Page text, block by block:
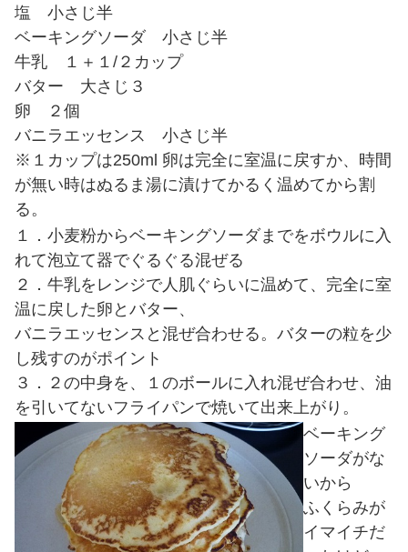
塩 小さじ半
ベーキングソーダ 小さじ半
牛乳 １＋１/２カップ
バター 大さじ３
卵 ２個
バニラエッセンス 小さじ半
※１カップは250ml 卵は完全に室温に戻すか、時間
が無い時はぬるま湯に漬けてかるく温めてから割
る。
１．小麦粉からベーキングソーダまでをボウルに入
れて泡立て器でぐるぐる混ぜる
２．牛乳をレンジで人肌ぐらいに温めて、完全に室
温に戻した卵とバター、
バニラエッセンスと混ぜ合わせる。バターの粒を少
し残すのがポイント
３．２の中身を、１のボールに入れ混ぜ合わせ、油
を引いてないフライパンで焼いて出来上がり。
ベーキング
ソーダがな
いから
ふくらみが
イマイチだ